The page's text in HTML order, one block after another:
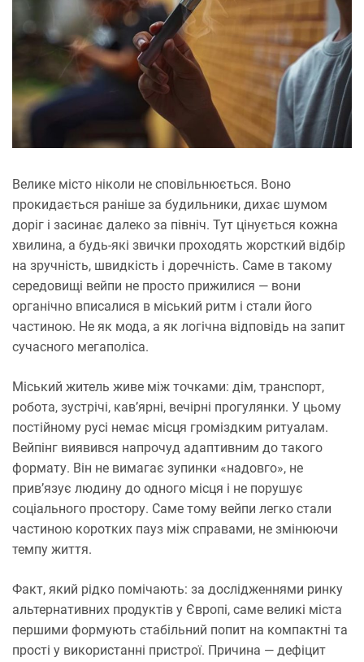
т
в
н
и
й
ч
а
с
ч
и
т
н
я
Велике місто ніколи не сповільнюється. Воно
прокидається раніше за будильники, дихає шумом
доріг і засинає далеко за північ. Тут цінується кожна
хвилина, а будь-які звички проходять жорсткий відбір
на зручність, швидкість і доречність. Саме в такому
середовищі вейпи не просто прижилися — вони
органічно вписалися в міський ритм і стали його
частиною. Не як мода, а як логічна відповідь на запит
сучасного мегаполіса.
Міський житель живе між точками: дім, транспорт,
робота, зустрічі, кав’ярні, вечірні прогулянки. У цьому
постійному русі немає місця громіздким ритуалам.
Вейпінг виявився напрочуд адаптивним до такого
формату. Він не вимагає зупинки «надовго», не
прив’язує людину до одного місця і не порушує
соціального простору. Саме тому вейпи легко стали
частиною коротких пауз між справами, не змінюючи
темпу життя.
Факт, який рідко помічають: за дослідженнями ринку
альтернативних продуктів у Європі, саме великі міста
першими формують стабільний попит на компактні та
прості у використанні пристрої. Причина — дефіцит